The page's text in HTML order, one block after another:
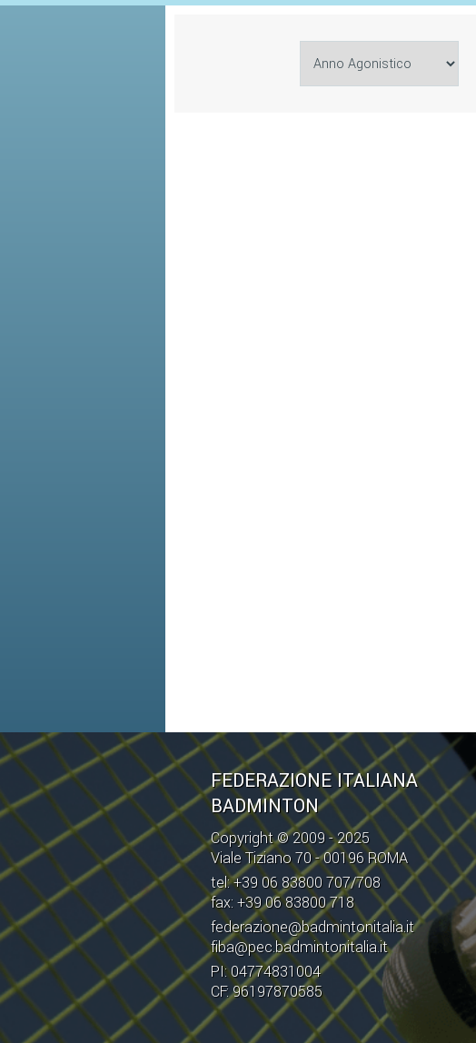
FEDERAZIONE ITALIANA
BADMINTON
Copyright © 2009 - 2025
Viale Tiziano 70 - 00196 ROMA
tel: +39 06 83800 707/708
fax: +39 06 83800 718
federazione@badmintonitalia.it
fiba@pec.badmintonitalia.it
PI: 04774831004
CF: 96197870585